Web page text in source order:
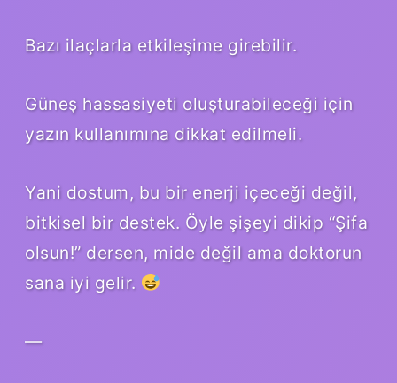
Bazı ilaçlarla etkileşime girebilir.
Güneş hassasiyeti oluşturabileceği için
yazın kullanımına dikkat edilmeli.
Yani dostum, bu bir enerji içeceği değil,
bitkisel bir destek. Öyle şişeyi dikip “Şifa
olsun!” dersen, mide değil ama doktorun
sana iyi gelir.
—